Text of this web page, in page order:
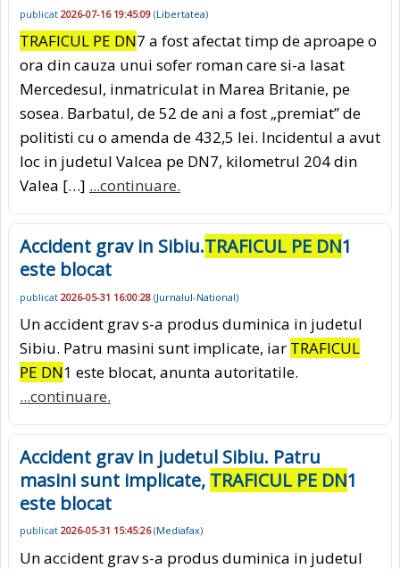
publicat 2026-07-16 19:45:09 (Libertatea)
TRAFICUL PE DN7 a fost afectat timp de aproape o
ora din cauza unui sofer roman care si-a lasat
Mercedesul, inmatriculat in Marea Britanie, pe
sosea. Barbatul, de 52 de ani a fost „premiat” de
politisti cu o amenda de 432,5 lei. Incidentul a avut
loc in judetul Valcea pe DN7, kilometrul 204 din
Valea […] ...continuare.
Accident grav in Sibiu.TRAFICUL PE DN1
este blocat
publicat 2026-05-31 16:00:28 (Jurnalul-National)
Un accident grav s-a produs duminica in judetul
Sibiu. Patru masini sunt implicate, iar TRAFICUL
PE DN1 este blocat, anunta autoritatile.
...continuare.
Accident grav in judetul Sibiu. Patru
masini sunt implicate, TRAFICUL PE DN1
este blocat
publicat 2026-05-31 15:45:26(Mediafax)
Un accident grav s-a produs duminica in judetul